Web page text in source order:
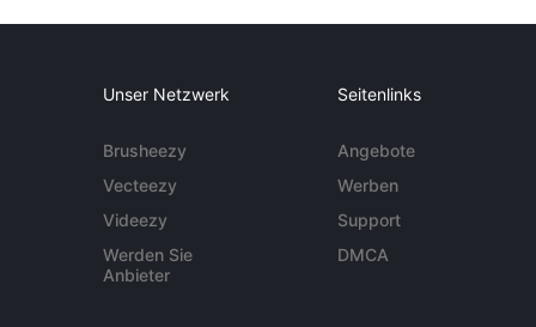
Unser Netzwerk
Brusheezy
Vecteezy
Videezy
Werden Sie
Anbieter
Seitenlinks
Angebote
Werben
Support
DMCA